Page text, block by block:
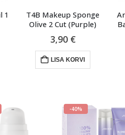
Artdeco Color Booster
Balm – 0 Boosting Pink 3g
14,90 €
hind
oli:
14,90 €.
VAATA
-40%